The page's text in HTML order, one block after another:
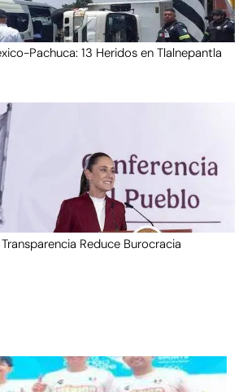
Pachuca: 13 Heridos en Tlalnepantla
Reduce Burocracia